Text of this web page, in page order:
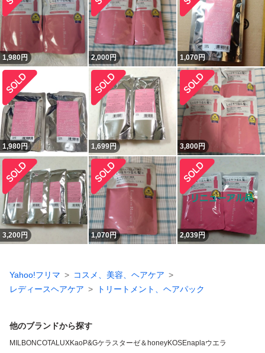
1,980円 2,000円 1,070円
1,980円 1,699円 3,800円
3,200円 1,070円 2,039円
Yahoo!フリマ
コスメ、美容、ヘアケア
レディースヘアケア
トリートメント、ヘアパック
他のブランドから探す
MILBONCOTALUXKaoP&Gケラスターゼ＆honeyKOSEnaplaウエラ